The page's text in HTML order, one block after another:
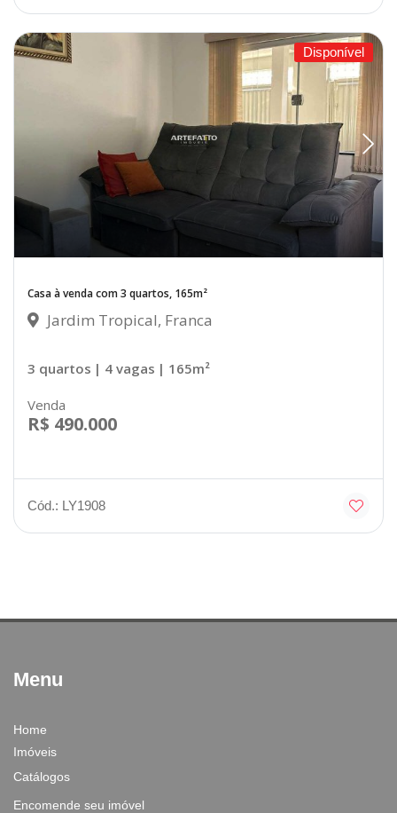
Disponível
Casa à venda com 3 quartos, 165m²
Jardim Tropical, Franca
3 quartos | 4 vagas | 165m²
Venda
R$ 490.000
Cód.: LY1908
Menu
Home
Imóveis
Catálogos
Encomende seu imóvel